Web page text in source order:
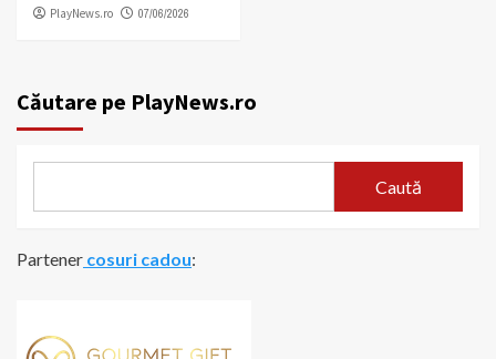
PlayNews.ro 07/06/2026
Căutare pe PlayNews.ro
Caută
Partener cosuri cadou: